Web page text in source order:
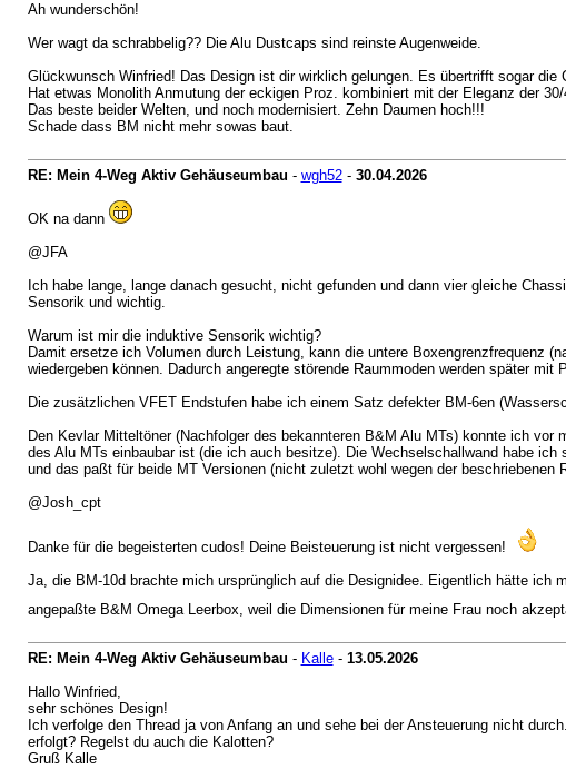
Ah wunderschön!
Wer wagt da schrabbelig?? Die Alu Dustcaps sind reinste Augenweide.
Glückwunsch Winfried! Das Design ist dir wirklich gelungen. Es übertrifft sogar die
Hat etwas Monolith Anmutung der eckigen Proz. kombiniert mit der Eleganz der
Das beste beider Welten, und noch modernisiert. Zehn Daumen hoch!!!
Schade dass BM nicht mehr sowas baut.
RE: Mein 4-Weg Aktiv Gehäuseumbau - wgh52- 30.04.2026
OK na dann
@JFA
Ich habe lange, lange danach gesucht, nicht gefunden und dann vier gleiche
Sensorik und wichtig.
Warum ist mir die induktive Sensorik wichtig?
Damit ersetze ich Volumen durch Leistung, kann die untere Boxengrenzfrequenz
wiedergeben können. Dadurch angeregte störende Raummoden werden später
Die zusätzlichen VFET Endstufen habe ich einem Satz defekter BM-6en
Den Kevlar Mitteltöner (Nachfolger des bekannteren B&M Alu MTs) konnte ich
des Alu MTs einbaubar ist (die ich auch besitze). Die Wechselschallwand habe
und das paßt für beide MT Versionen (nicht zuletzt wohl wegen der beschriebenen
@Josh_cpt
Danke für die begeisterten cudos! Deine Beisteuerung ist nicht vergessen!
Ja, die BM-10d brachte mich ursprünglich auf die Designidee. Eigentlich hätte
angepaßte B&M Omega Leerbox, weil die Dimensionen für meine Frau noch
RE: Mein 4-Weg Aktiv Gehäuseumbau - Kalle- 13.05.2026
Hallo Winfried,
sehr schönes Design!
Ich verfolge den Thread ja von Anfang an und sehe bei der Ansteuerung nicht
erfolgt? Regelst du auch die Kalotten?
Gruß Kalle